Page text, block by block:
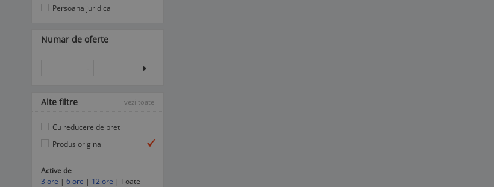
Persoana juridica
Numar de oferte
-
Alte filtre vezi toate
Cu reducere de pret
Produs original
Active de
3 ore | 6 ore | 12 ore | Toate